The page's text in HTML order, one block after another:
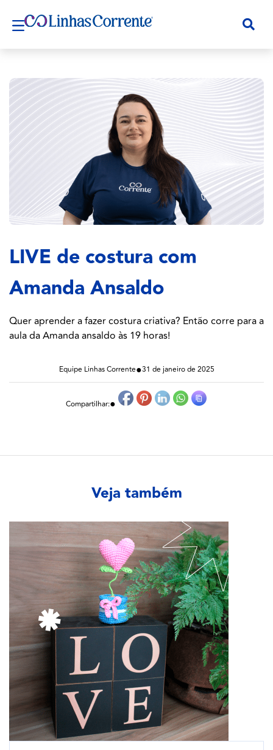
LIVE de costura com
Amanda Ansaldo
Quer aprender a fazer costura criativa? Então corre para a
aula da Amanda ansaldo às 19 horas!
Equipe Linhas Corrente●31 de janeiro de 2025
Compartilhar:●
Veja também